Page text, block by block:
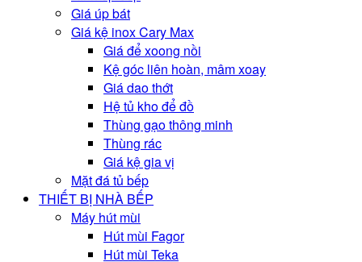
Giá úp bát
Giá kệ inox Cary Max
Giá để xoong nồi
Kệ góc liên hoàn, mâm xoay
Giá dao thớt
Hệ tủ kho để đồ
Thùng gạo thông minh
Thùng rác
Giá kệ gia vị
Mặt đá tủ bếp
THIẾT BỊ NHÀ BẾP
Máy hút mùi
Hút mùi Fagor
Hút mùi Teka